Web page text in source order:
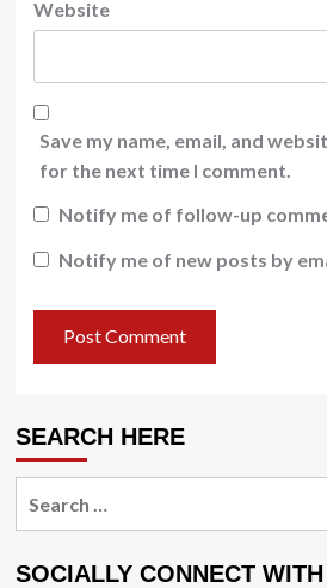
Website
Save my name, email, and
for the next time I comment.
Notify me of follow-up
Notify me of new posts by
SEARCH HERE
SOCIALLY CONNECT